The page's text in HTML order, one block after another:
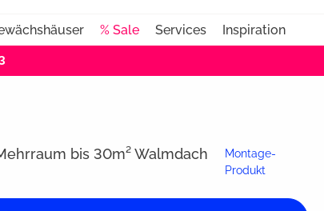
% Sale Services Inspiration
bis 30m² Walmdach
Montage-
Produkt